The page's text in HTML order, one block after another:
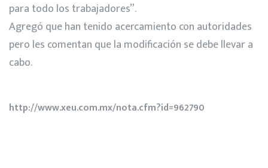
para todo los trabajadores”.
Agregó que han tenido acercamiento con autoridades
pero les comentan que la modificación se debe llevar a
cabo.
http://www.xeu.com.mx/nota.cfm?id=962790